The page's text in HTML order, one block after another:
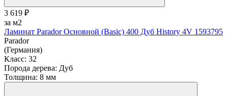
3 619 ₽
за м2
Ламинат Parador Основной (Basic) 400 Дуб History 4V 1593795
Parador
(Германия)
Класс: 32
Порода дерева: Дуб
Толщина: 8 мм